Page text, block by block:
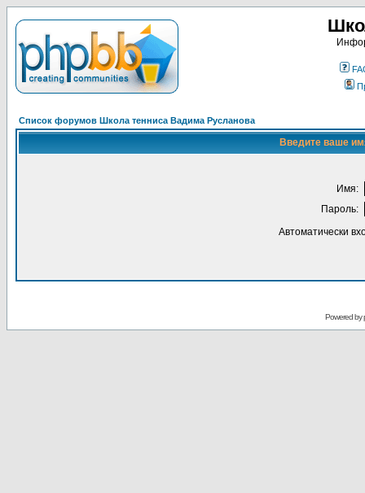
Список форумов Школа тенниса Вадима Русланова
Введите ваше
Имя:
Пароль:
Автоматически
Powered by